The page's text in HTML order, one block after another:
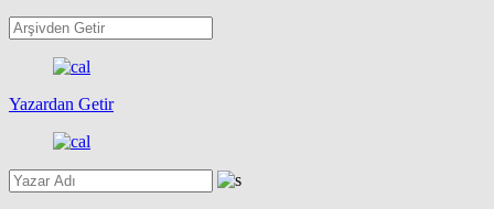
Yazardan Getir